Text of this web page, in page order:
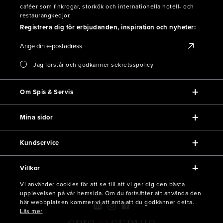
caféer som finkrogar, storkök och internationella hotell- och
restaurangkedjor.
Registrera dig för erbjudanden, inspiration och nyheter:
Jag förstår och godkänner sekretsspolicy
Om Spis & Servis
Mina sidor
Kundservice
Villkor
Vi använder cookies för att se till att vi ger dig den bästa
upplevelsen på vår hemsida. Om du fortsätter att använda den
här webbplatsen kommer vi att anta att du godkänner detta.
Läs mer